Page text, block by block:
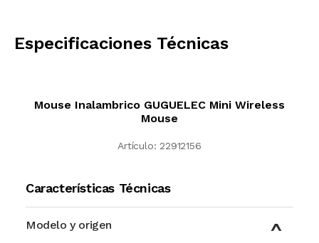
Especificaciones Técnicas
Mouse Inalambrico GUGUELEC Mini Wireless
Mouse
Artículo: 22912156
Características Técnicas
Modelo y origen